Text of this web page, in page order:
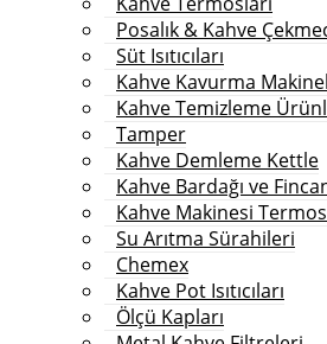
Posalık & Kahve
Süt Isıtıcıları
Kahve Kavurma
Kahve Temizleme
Tamper
Kahve Demleme Kettle
Kahve Bardağı ve
Kahve Makinesi
Su Arıtma Sürahileri
Chemex
Kahve Pot Isıtıcıları
Ölçü Kapları